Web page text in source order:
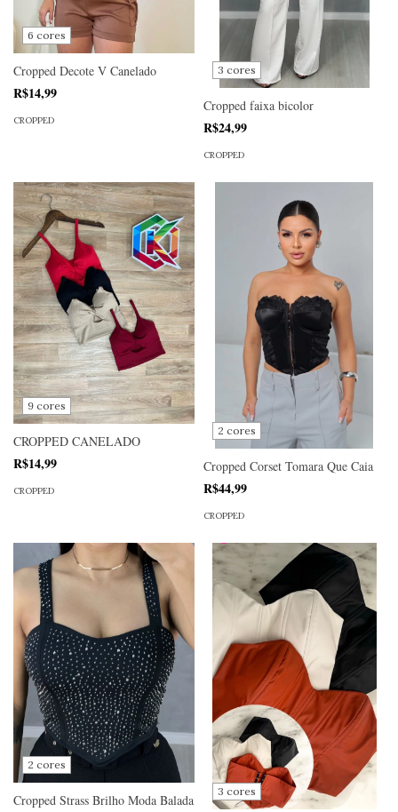
6 cores
Cropped Decote V Canelado
R$14,99
CROPPED
3 cores
Cropped faixa bicolor
R$24,99
CROPPED
9 cores
CROPPED CANELADO
R$14,99
CROPPED
2 cores
Cropped Corset Tomara Que Caia
R$44,99
CROPPED
2 cores
Cropped Strass Brilho Moda Balada
3 cores